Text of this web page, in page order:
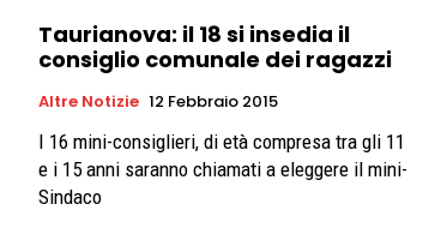
Taurianova: il 18 si insedia il
consiglio comunale dei ragazzi
Altre Notizie 12 Febbraio 2015
I 16 mini-consiglieri, di età compresa tra gli 11
e i 15 anni saranno chiamati a eleggere il mini-
Sindaco